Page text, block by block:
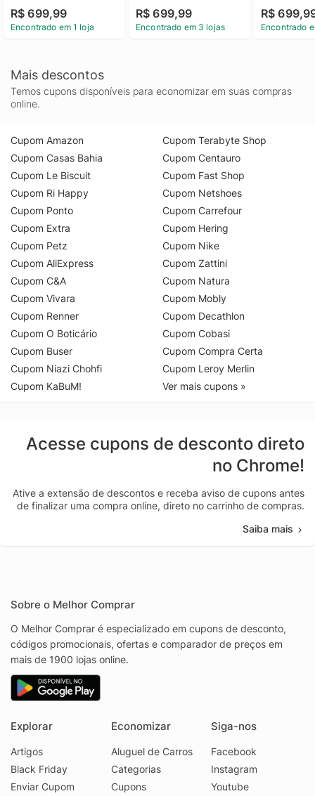
R$ 699,99
Encontrado em 1 loja
R$ 699,99
Encontrado em 3 lojas
R$
Encontrado
Mais descontos
Temos cupons disponíveis para economizar em suas compras
online.
Cupom Amazon
Cupom Casas Bahia
Cupom Le Biscuit
Cupom Ri Happy
Cupom Ponto
Cupom Extra
Cupom Petz
Cupom AliExpress
Cupom C&A
Cupom Vivara
Cupom Renner
Cupom O Boticário
Cupom Buser
Cupom Niazi Chohfi
Cupom KaBuM!
Cupom Terabyte Shop
Cupom Centauro
Cupom Fast Shop
Cupom Netshoes
Cupom Carrefour
Cupom Hering
Cupom Nike
Cupom Zattini
Cupom Natura
Cupom Mobly
Cupom Decathlon
Cupom Cobasi
Cupom Compra Certa
Cupom Leroy Merlin
Ver mais cupons »
Acesse cupons de desconto direto
no Chrome!
Ative a extensão de descontos e receba aviso de cupons antes
de finalizar uma compra online, direto no carrinho de compras.
Saiba mais
Sobre o Melhor Comprar
O Melhor Comprar é especializado em cupons de desconto,
códigos promocionais, ofertas e comparador de preços em
mais de 1900 lojas online.
Explorar
Artigos
Black Friday
Enviar Cupom
Economizar
Aluguel de Carros
Categorias
Cupons
Siga-nos
Facebook
Instagram
Youtube